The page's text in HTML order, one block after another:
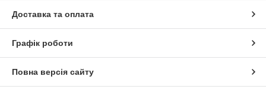
Доставка та оплата
Графік роботи
Повна версія сайту